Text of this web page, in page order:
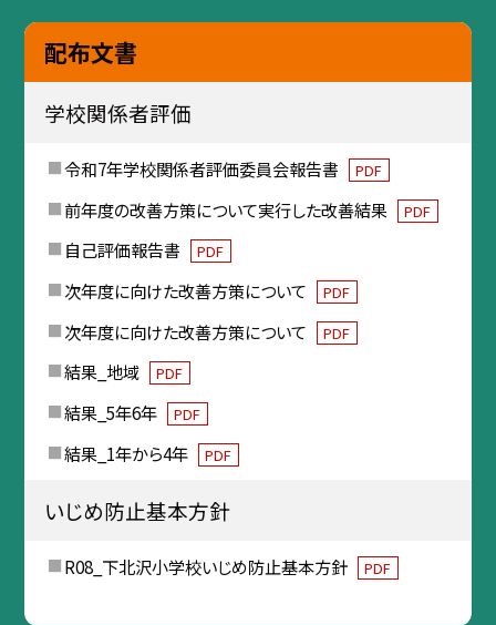
配布文書
学校関係者評価
令和7年学校関係者評価委員会報告書 PDF
前年度の改善方策について実行した改善結果 PDF
自己評価報告書 PDF
次年度に向けた改善方策について PDF
次年度に向けた改善方策について PDF
結果_地域 PDF
結果_5年6年 PDF
結果_1年から4年 PDF
いじめ防止基本方針
R08_下北沢小学校いじめ防止基本方針 PDF